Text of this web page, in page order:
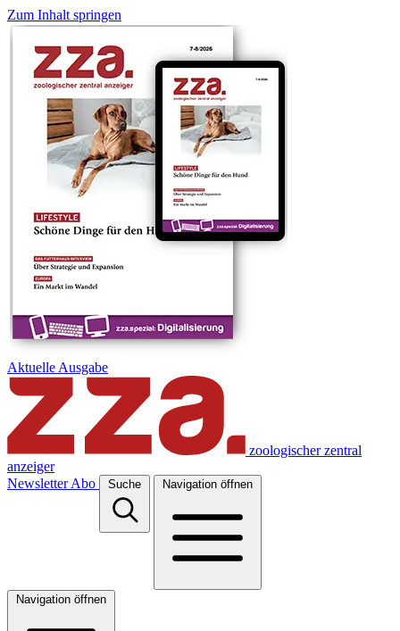
Zum Inhalt springen
Aktuelle Ausgabe
zoologischer zentral
anzeiger
Newsletter Abo Suche Navigation öffnen
Navigation öffnen